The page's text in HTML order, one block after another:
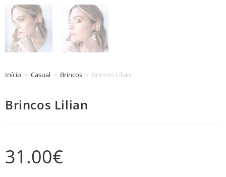
Início > Casual > Brincos > Brincos Lilian
Brincos Lilian
31.00€